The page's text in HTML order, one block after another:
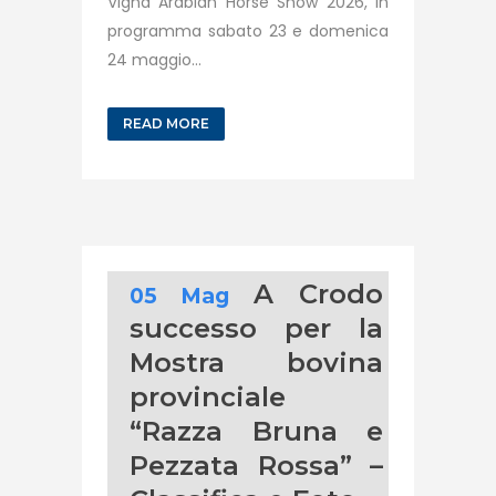
programma sabato 23 e domenica
24 maggio...
READ MORE
05 Mag
A Crodo
successo per la
Mostra bovina
provinciale
“Razza Bruna e
Pezzata Rossa” –